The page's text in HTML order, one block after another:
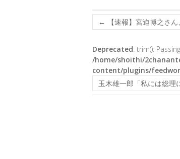
← 【速報】宮迫博之さ
Deprecated: trim():
/home/shoithi/
content/plugins/
玉木雄一郎「私には総理